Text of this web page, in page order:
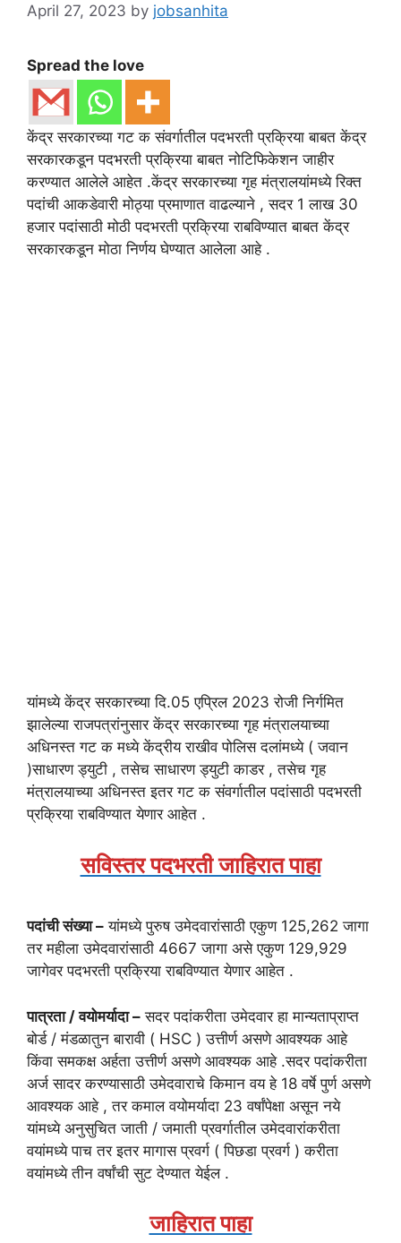
April 27, 2023 by jobsanhita
Spread the love
केंद्र सरकारच्या गट क संवर्गातील पदभरती प्रक्रिया बाबत केंद्र
सरकारकडून पदभरती प्रक्रिया बाबत नोटिफिकेशन जाहीर
करण्यात आलेले आहेत .केंद्र सरकारच्या गृह मंत्रालयांमध्ये रिक्त
पदांची आकडेवारी मोठ्या प्रमाणात वाढल्याने , सदर 1 लाख 30
हजार पदांसाठी मोठी पदभरती प्रक्रिया राबविण्यात बाबत केंद्र
सरकारकडून मोठा निर्णय घेण्यात आलेला आहे .
यांमध्ये केंद्र सरकारच्या दि.05 एप्रिल 2023 रोजी निर्गमित
झालेल्या राजपत्रांनुसार केंद्र सरकारच्या गृह मंत्रालयाच्या
अधिनस्त गट क मध्ये केंद्रीय राखीव पोलिस दलांमध्ये ( जवान
)साधारण ड्युटी , तसेच साधारण ड्युटी काडर , तसेच गृह
मंत्रालयाच्या अधिनस्त इतर गट क संवर्गातील पदांसाठी पदभरती
प्रक्रिया राबविण्यात येणार आहेत .
सविस्तर पदभरती जाहिरात पाहा
पदांची संख्या – यांमध्ये पुरुष उमेदवारांसाठी एकुण 125,262 जागा
तर महीला उमेदवारांसाठी 4667 जागा असे एकुण 129,929
जागेवर पदभरती प्रक्रिया राबविण्यात येणार आहेत .
पात्रता / वयोमर्यादा – सदर पदांकरीता उमेदवार हा मान्यताप्राप्त
बोर्ड / मंडळातुन बारावी ( HSC ) उत्तीर्ण असणे आवश्यक आहे
किंवा समकक्ष अर्हता उत्तीर्ण असणे आवश्यक आहे .सदर पदांकरीता
अर्ज सादर करण्यासाठी उमेदवाराचे किमान वय हे 18 वर्षे पुर्ण असणे
आवश्यक आहे , तर कमाल वयोमर्यादा 23 वर्षांपेक्षा असून नये
यांमध्ये अनुसुचित जाती / जमाती प्रवर्गातील उमेदवारांकरीता
वयांमध्ये पाच तर इतर मागास प्रवर्ग ( पिछडा प्रवर्ग ) करीता
वयांमध्ये तीन वर्षांची सुट देण्यात येईल .
जाहिरात पाहा